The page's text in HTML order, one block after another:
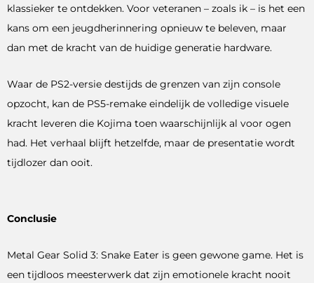
klassieker te ontdekken. Voor veteranen – zoals ik – is het een
kans om een jeugdherinnering opnieuw te beleven, maar
dan met de kracht van de huidige generatie hardware.
Waar de PS2-versie destijds de grenzen van zijn console
opzocht, kan de PS5-remake eindelijk de volledige visuele
kracht leveren die Kojima toen waarschijnlijk al voor ogen
had. Het verhaal blijft hetzelfde, maar de presentatie wordt
tijdlozer dan ooit.
Conclusie
Metal Gear Solid 3: Snake Eater is geen gewone game. Het is
een tijdloos meesterwerk dat zijn emotionele kracht nooit